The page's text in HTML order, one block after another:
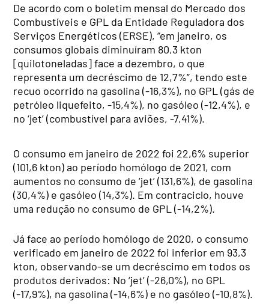
De acordo com o boletim mensal do Mercado dos
Combustíveis e GPL da Entidade Reguladora dos
Serviços Energéticos (ERSE), “em janeiro, os
consumos globais diminuíram 80,3 kton
[quilotoneladas] face a dezembro, o que
representa um decréscimo de 12,7%”, tendo este
recuo ocorrido na gasolina (-16,3%), no GPL (gás de
petróleo liquefeito, -15,4%), no gasóleo (-12,4%), e
no ‘jet’ (combustível para aviões, -7,41%).
O consumo em janeiro de 2022 foi 22,6% superior
(101,6 kton) ao período homólogo de 2021, com
aumentos no consumo de ‘jet’ (131,6%), de gasolina
(30,4%) e gasóleo (14,3%). Em contraciclo, houve
uma redução no consumo de GPL (-14,2%).
Já face ao período homólogo de 2020, o consumo
verificado em janeiro de 2022 foi inferior em 93,3
kton, observando-se um decréscimo em todos os
produtos derivados: No ‘jet’ (-26,0%), no GPL
(-17,9%), na gasolina (-14,6%) e no gasóleo (-10,8%).